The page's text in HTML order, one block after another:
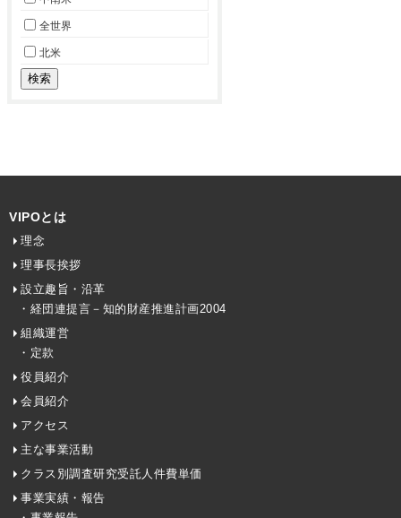
全世界
北米
VIPOとは
理念
理事長挨拶
設立趣旨・沿革
・経団連提言－知的財産推進計画2004
組織運営
・定款
役員紹介
会員紹介
アクセス
主な事業活動
クラス別調査研究受託人件費単価
事業実績・報告